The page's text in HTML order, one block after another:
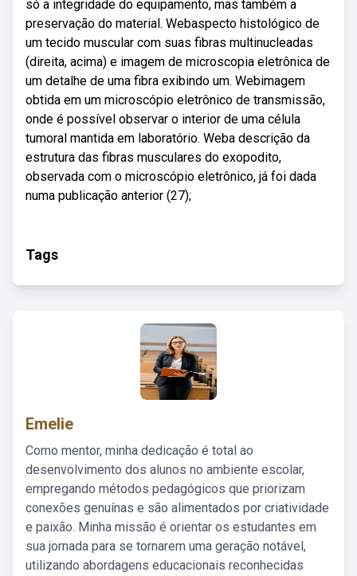
só a integridade do equipamento, mas também a
preservação do material. Webaspecto histológico de
um tecido muscular com suas fibras multinucleadas
(direita, acima) e imagem de microscopia eletrônica de
um detalhe de uma fibra exibindo um. Webimagem
obtida em um microscópio eletrônico de transmissão,
onde é possível observar o interior de uma célula
tumoral mantida em laboratório. Weba descrição da
estrutura das fibras musculares do exopodito,
observada com o microscópio eletrônico, já foi dada
numa publicação anterior (27);
Tags
Emelie
Como mentor, minha dedicação é total ao
desenvolvimento dos alunos no ambiente escolar,
empregando métodos pedagógicos que priorizam
conexões genuínas e são alimentados por criatividade
e paixão. Minha missão é orientar os estudantes em
sua jornada para se tornarem uma geração notável,
utilizando abordagens educacionais reconhecidas